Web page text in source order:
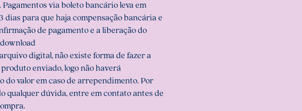
via boleto bancário leva em
dias para que haja compensação bancária e
de pagamento e a liberação do
digital, não existe forma de fazer a
enviado, logo não haverá
do valor em caso de arrependimento. Por
qualquer dúvida, entre em contato antes de